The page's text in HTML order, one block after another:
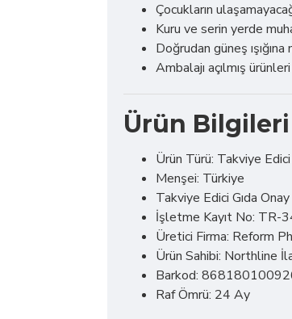
Çocukların
Kuru ve serin yerde
Doğrudan güneş ışığına
Ambalajı açılmış
Ürün Bilgileri
Ürün Türü: Takviye Edici
Menşei: Türkiye
Takviye Edici Gıda
İşletme Kayıt No: TR-
Üretici Firma: Reform
Ürün Sahibi: Northline
Barkod:
Raf Ömrü: 24 Ay